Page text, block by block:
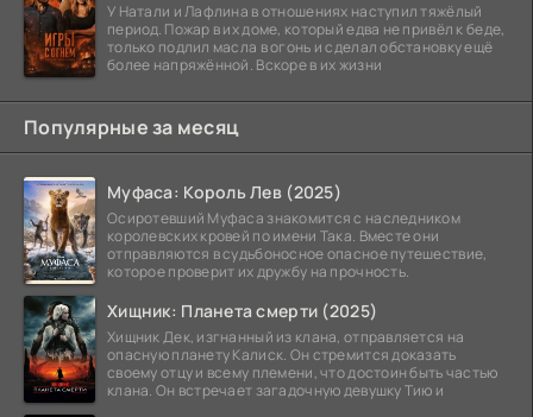
У Натали и Лафлина в отношениях наступил тяжёлый
период. Пожар в их доме, который едва не привёл к беде,
только подлил масла в огонь и сделал обстановку ещё
более напряжённой. Вскоре в их жизни
Популярные за месяц
Муфаса: Король Лев (2025)
Осиротевший Муфаса знакомится с наследником
королевских кровей по имени Така. Вместе они
отправляются в судьбоносное опасное путешествие,
которое проверит их дружбу на прочность.
Хищник: Планета смерти (2025)
Хищник Дек, изгнанный из клана, отправляется на
опасную планету Калиск. Он стремится доказать
своему отцу и всему племени, что достоин быть частью
клана. Он встречает загадочную девушку Тию и